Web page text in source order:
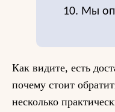
10. Мы
Как видите, есть
почему стоит
несколько